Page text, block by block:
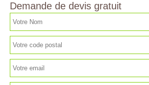
Demande de devis gratuit